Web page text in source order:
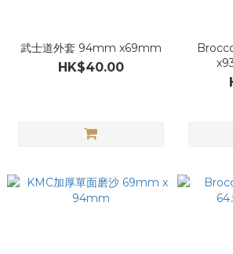
武士道外套 94mm x69mm
HK$40.00